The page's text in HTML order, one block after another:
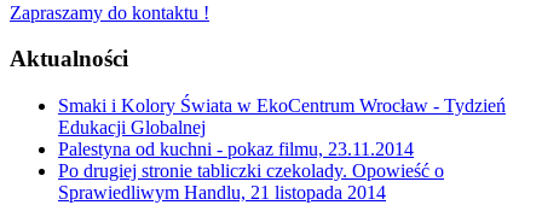
Zapraszamy do kontaktu !
Aktualności
Smaki i Kolory Świata w EkoCentrum Wrocław - Tydzień
Edukacji Globalnej
Palestyna od kuchni - pokaz filmu, 23.11.2014
Po drugiej stronie tabliczki czekolady. Opowieść o
Sprawiedliwym Handlu, 21 listopada 2014